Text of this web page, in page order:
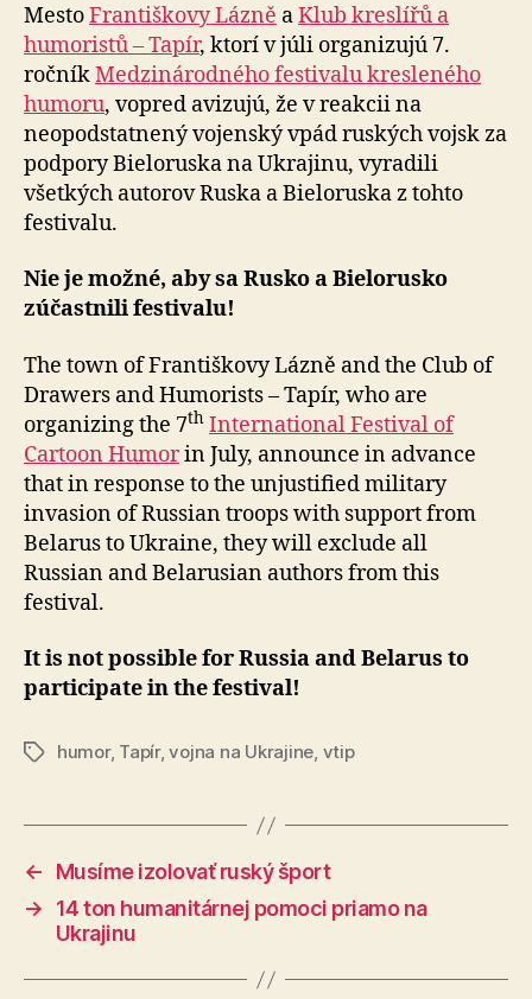
MestoFrantiškovy Lázně aKlub kreslířů a
humoristů – Tapír, ktorí v júli organizujú 7.
ročníkMedzinárodného festivalu kresleného
humoru, vopred avizujú, že v reakcii na
neopodstatnený vojenský vpád ruských vojsk za
podpory Bieloruska na Ukrajinu, vyradili
všetkých autorov Ruska a Bieloruska z tohto
festivalu.
Nie je možné, aby sa Rusko a Bielorusko
zúčastnili festivalu!
The town of Františkovy Lázně and the Club of
Drawers and Humorists – Tapír, who are
organizing the 7th International Festival of
Cartoon Humorin July, announce in advance
that in response to the unjustified military
invasion of Russian troops with support from
Belarus to Ukraine, they will exclude all
Russian and Belarusian authors from this
festival.
It is not possible for Russia and Belarus to
participate in the festival!
Značkyhumor, Tapír,vojna na Ukrajine, vtip
←
Musíme izolovať ruský šport
→
14 ton humanitárnej pomoci priamo na
Ukrajinu